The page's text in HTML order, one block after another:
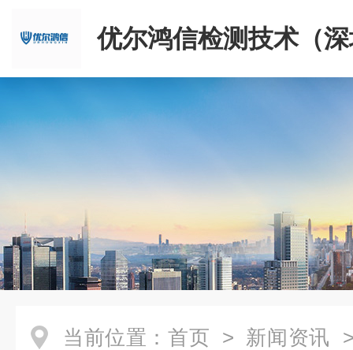
优尔鸿信检测技术（
限公司
当前位置： 首页 > 新闻资讯